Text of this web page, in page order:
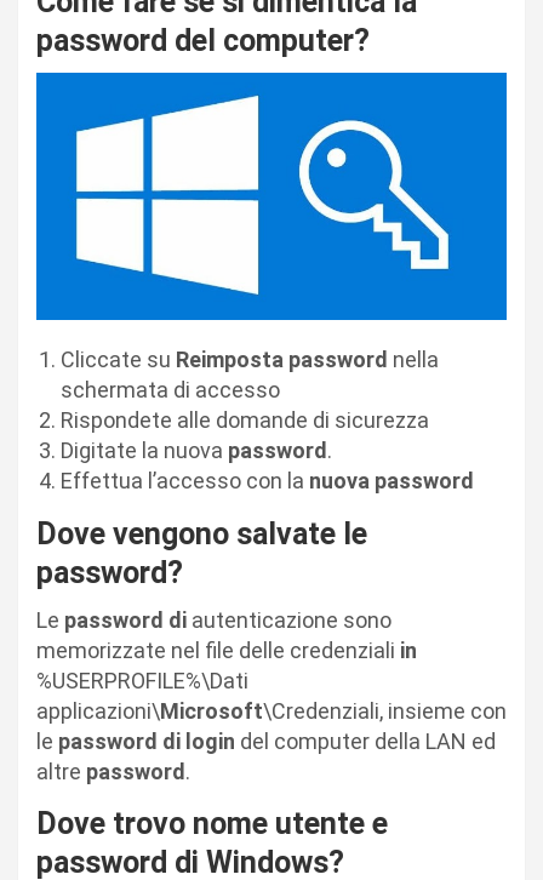
password del computer?
Cliccate su Reimposta password nella
schermata di accesso
Rispondete alle domande di sicurezza
Digitate la nuova password .
Effettua l’accesso con la nuova password
Dove vengono salvate le
password?
Le password di autenticazione sono
memorizzate nel file delle credenziali in
%USERPROFILE%\Dati
applicazioni\Microsoft\Credenziali, insieme con
le password di login del computer della LAN ed
altre password .
Dove trovo nome utente e
password di Windows?